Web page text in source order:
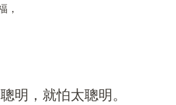
，
明，就怕太聰明。